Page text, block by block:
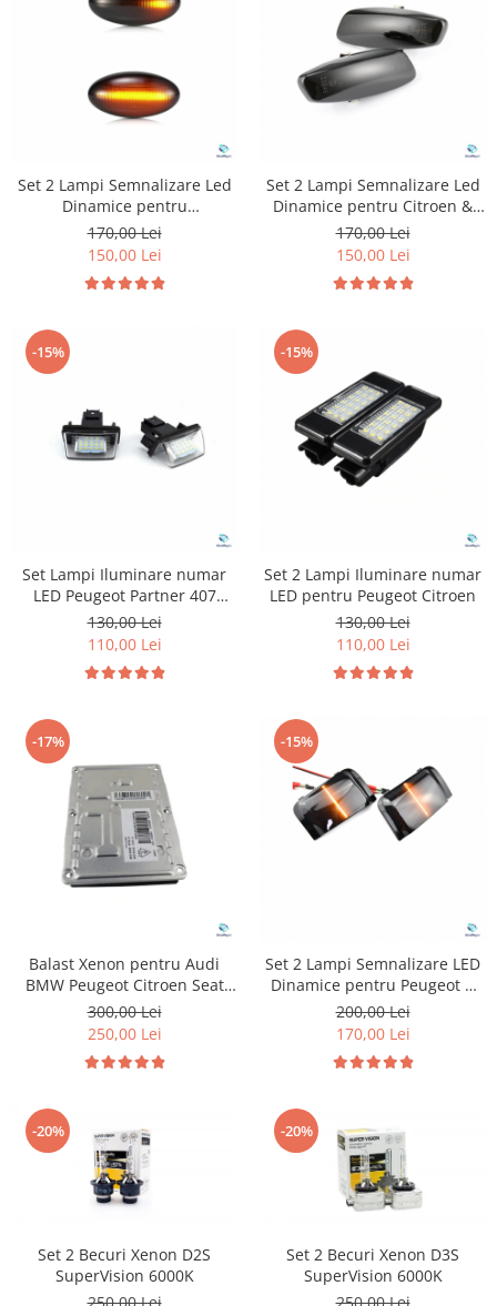
Volkswagen
Dopuri anulare clapete admisie
Kit reparatie faruri
95%
Eleron Portbagaj
Set 2 Lampi Semnalizare Led
Dinamice pentru
Peugeot&Citroen
170,00 Lei
150,00 Lei
Set 2 Lampi Semnalizare Led
Dinamice pentru Citroen &
Peugeot
170,00 Lei
150,00 Lei
-15%
Set Lampi Iluminare numar
LED Peugeot Partner 407
Citroen C4
130,00 Lei
110,00 Lei
-15%
Set 2 Lampi Iluminare numar
LED pentru Peugeot Citroen
130,00 Lei
110,00 Lei
-17%
Balast Xenon pentru Audi
BMW Peugeot Citroen Seat
Volkswagen Volvo Renault
300,00 Lei
250,00 Lei
-15%
Set 2 Lampi Semnalizare LED
Dinamice pentru Peugeot &
Citroen & Fiat
200,00 Lei
170,00 Lei
-20%
Set 2 Becuri Xenon D2S
SuperVision 6000K
-20%
Set 2 Becuri Xenon D3S
SuperVision 6000K